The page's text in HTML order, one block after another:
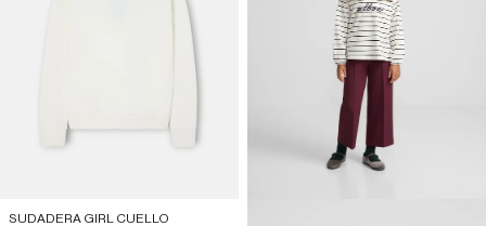
SUDADERA GIRL CUELLO